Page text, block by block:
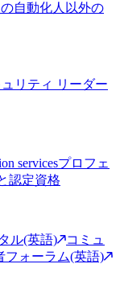
自動化人以外の
リティ リーダー
servicesプロフェ
認定資格
ル(英語)
コミュ
フォーラム(英語)